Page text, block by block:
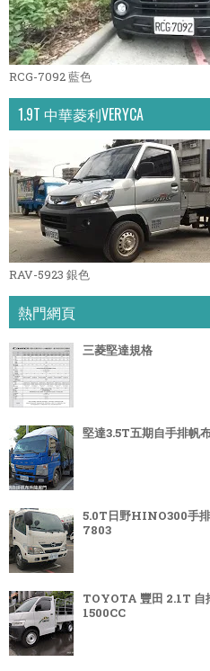
RCG-7092 藍色
1.9T 中華菱利VERYCA
RAV-5923 銀色
熱門網頁
三菱堅達規格
堅達3.5T五期自手排帆
5.0T日野HINO300手
7803
TOYOTA 豐田 2.1T 自
1500CC